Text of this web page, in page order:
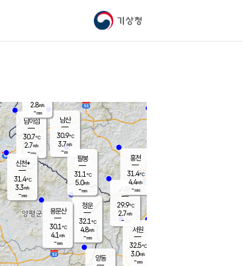
기상청
남이섬
30.7℃
2.7m/s
-mm
남산
30.9℃
3.7m/s
-mm
청운
32.1℃
4.8m/s
-mm
팔봉
31.1℃
5.0m/s
-mm
양동
2.8m/s
-mm
신천*
31.4℃
3.3m/s
-mm
시동
29.9℃
2.7m/s
- mm
서원
32.5℃
3.0m/s
-mm
용문산
30.1℃
4.1 m/s
-mm
홍천
31.4℃
4.4m/s
-mm